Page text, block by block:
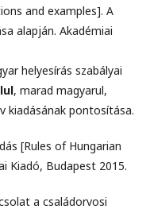
and examples]. A
alapján. Akadémiai
helyesírás szabályai
, marad magyarul,
kiadásának pontosítása.
[Rules of Hungarian
Kiadó, Budapest 2015.
a családorvosi